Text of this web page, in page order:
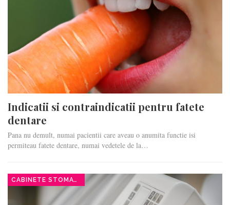
Indicatii si contraindicatii pentru fatete
dentare
Pana nu demult, numai pacientii care aveau o anumita functie isi
permiteau fatete dentare, numai vedetele de la…
CABINETE STOMATOLOGICE